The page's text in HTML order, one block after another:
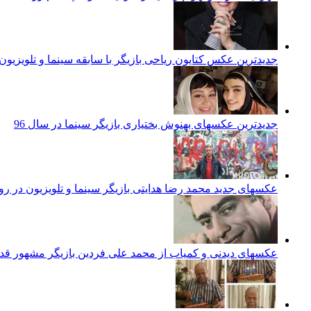
جدیدترین عکس کتایون ریاحی بازیگر با سابقه سینما و تلویزیون
جدیدترین عکسهای بهنوش بختیاری بازیگر سینما در سال 96
عکسهای جدید محمد رضا هدایتی بازیگر سینما و تلویزیون در
عکسهای دیدنی و کمیاب از محمد علی فردین بازیگر مشهور